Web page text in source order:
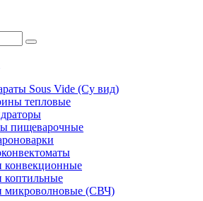
Sous Vide (Су вид)
тепловые
пищеварочные
конвекционные
коптильные
микроволновые (СВЧ)